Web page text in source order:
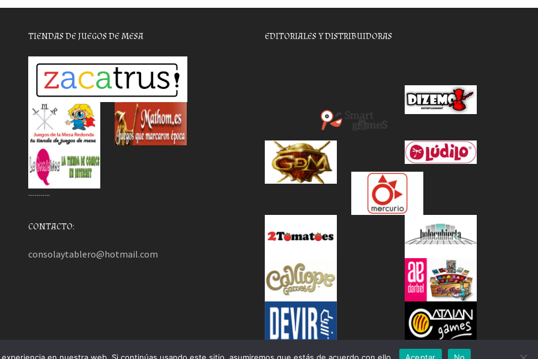
TIENDAS DE JUEGOS DE MESA
………..
CONTACTO:
consolaytablero@hotmail.com
EDITORIALES Y DISTRIBUIDORAS